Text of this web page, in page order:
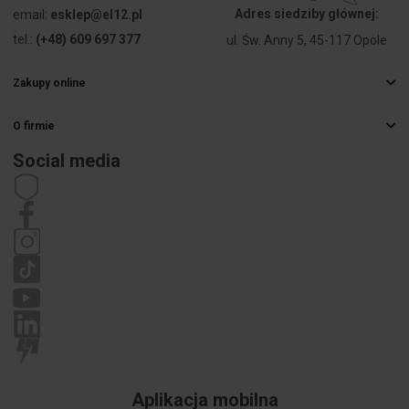
przyrząd do pracy w ciężkich warunkach. Gumowana obudowa
chroni urządzenie przed uszkodzeniami.
Miernik umożliwia precyzyjne pomiary
email: esklep@el12.pl
tel.: (+48) 609 697 377
Adres siedziby głównej:
ul. Św. Anny 5, 45-117 Opole
Zakupy online
Sposoby dostawy
Płatności
O firmie
Kariera
Social media
Aplikacja mobilna